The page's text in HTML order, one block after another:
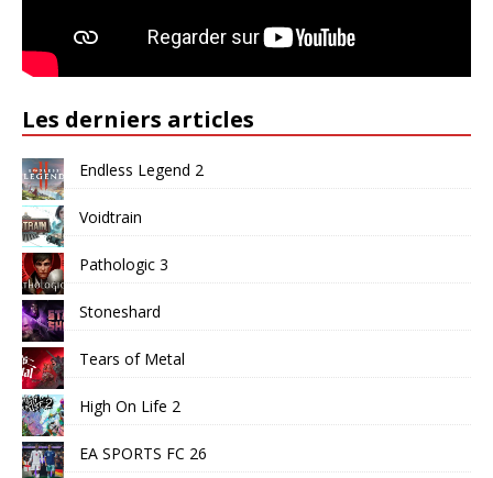
Les derniers articles
Endless Legend 2
Voidtrain
Pathologic 3
Stoneshard
Tears of Metal
High On Life 2
EA SPORTS FC 26